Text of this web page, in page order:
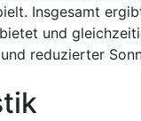
Insgesamt
und
reduzierter